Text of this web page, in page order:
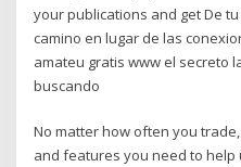
your publications and get De
camino en lugar de las
amateu gratis www el secreto
buscando
No matter how often you
and features you need to help